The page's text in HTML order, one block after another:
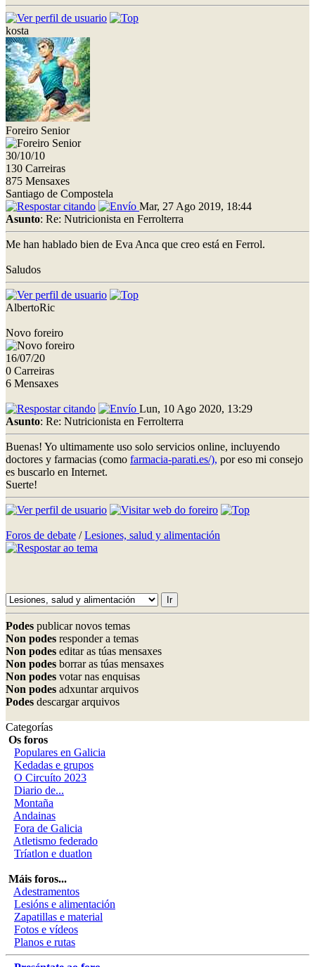
kosta
Foreiro Senior
30/10/10
130 Carreiras
875 Mensaxes
Santiago de Compostela
Mar, 27 Ago 2019, 18:44
Asunto: Re: Nutricionista en Ferrolterra
Me han hablado bien de Eva Anca que creo está en Ferrol.
Saludos
AlbertoRic
Novo foreiro
16/07/20
0 Carreiras
6 Mensaxes
Lun, 10 Ago 2020, 13:29
Asunto: Re: Nutricionista en Ferrolterra
Buenas! Yo ultimamente uso solo servicios online, incluyendo
doctores y farmacias (como farmacia-parati.es/), por eso mi consejo
es buscarlo en Internet.
Suerte!
Foros de debate /Lesiones, salud y alimentación
Podes publicar novos temas
Non podes responder a temas
Non podes editar as túas mensaxes
Non podes borrar as túas mensaxes
Non podes votar nas enquisas
Non podes adxuntar arquivos
Podes descargar arquivos
Categorías
Os foros
Populares en Galicia
Kedadas e grupos
O Circuíto 2023
Diario de...
Montaña
Andainas
Fora de Galicia
Atletismo federado
Tríatlon e duatlon
Máis foros...
Adestramentos
Lesións e alimentación
Zapatillas e material
Fotos e vídeos
Planos e rutas